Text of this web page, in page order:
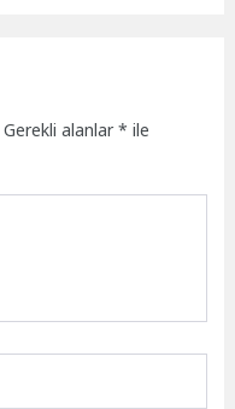
Gerekli alanlar* ile